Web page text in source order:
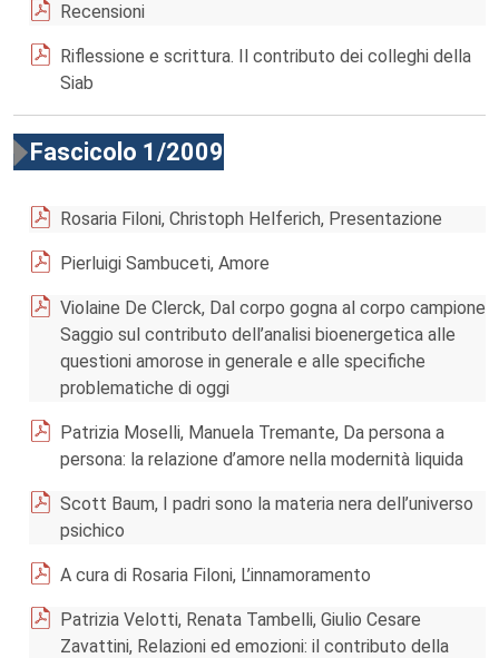
Recensioni
Riflessione e scrittura. Il contributo dei colleghi della
Siab
Fascicolo 1/2009
Rosaria Filoni, Christoph Helferich, Presentazione
Pierluigi Sambuceti, Amore
Violaine De Clerck, Dal corpo gogna al corpo campione
Saggio sul contributo dell’analisi bioenergetica alle
questioni amorose in generale e alle specifiche
problematiche di oggi
Patrizia Moselli, Manuela Tremante, Da persona a
persona: la relazione d’amore nella modernità liquida
Scott Baum, I padri sono la materia nera dell’universo
psichico
A cura di Rosaria Filoni, L’innamoramento
Patrizia Velotti, Renata Tambelli, Giulio Cesare
Zavattini, Relazioni ed emozioni: il contributo della